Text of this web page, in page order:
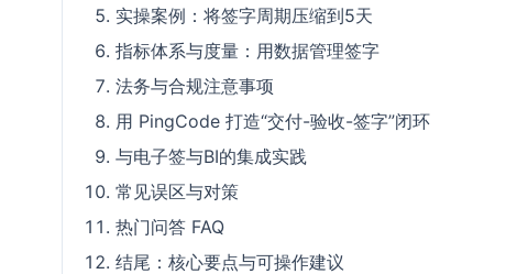
实操案例：将签字周期压缩到5天
指标体系与度量：用数据管理签字
法务与合规注意事项
用 PingCode 打造“交付-验收-签字”闭环
与电子签与BI的集成实践
常见误区与对策
热门问答 FAQ
结尾：核心要点与可操作建议